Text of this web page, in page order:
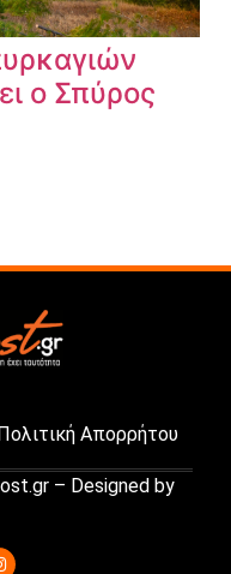
ο Σπύρος
Πολιτική Απορρήτου
– Designed by